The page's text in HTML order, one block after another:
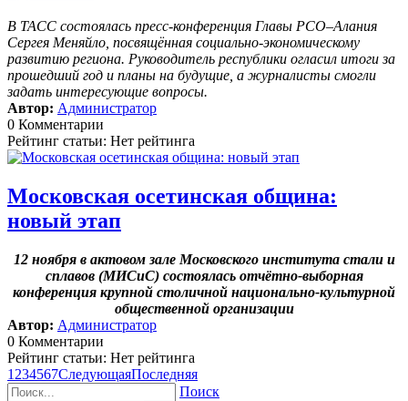
В ТАСС состоялась пресс-конференция Главы РСО–Алания
Сергея Меняйло, посвящённая социально-экономическому
развитию региона. Руководитель республики огласил итоги за
прошедший год и планы на будущие, а журналисты смогли
задать интересующие вопросы.
Автор: Администратор
0 Комментарии
Рейтинг статьи: Нет рейтинга
Московская осетинская община:
новый этап
12 ноября в актовом зале Московского института стали и
сплавов (МИСиС) состоялась отчётно-выборная
конференция крупной столичной национально-культурной
общественной организации
Автор: Администратор
0 Комментарии
Рейтинг статьи: Нет рейтинга
1 234567СледующаяПоследняя
Поиск